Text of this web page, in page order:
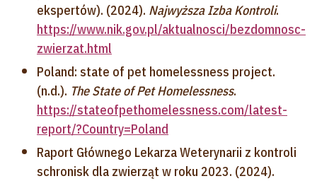
ekspertów). (2024). Najwyższa Izba Kontroli.
https://www.nik.gov.pl/aktualnosci/bezdomnosc-
zwierzat.html
Poland: state of pet homelessness project.
(n.d.). The State of Pet Homelessness.
https://stateofpethomelessness.com/latest-
report/?Country=Poland
Raport Głównego Lekarza Weterynarii z kontroli
schronisk dla zwierząt w roku 2023. (2024).